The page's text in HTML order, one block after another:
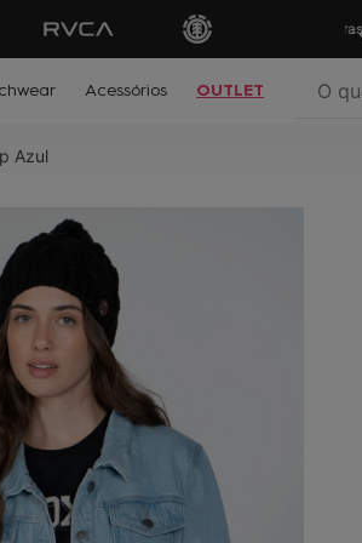
em até 10x sem juros! Aproveite!
Acessórios OUTLET
Azul
termos mais buscados
moletom
jaqueta
maio
º
oculos
º
boardshort
º
vestido